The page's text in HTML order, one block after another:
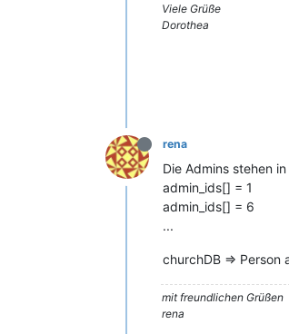
Viele Grüße
Dorothea
rena
Die Admins stehen
admin_ids[] = 1
admin_ids[] = 6
...
churchDB =>
mit freundlichen Grüßen
rena